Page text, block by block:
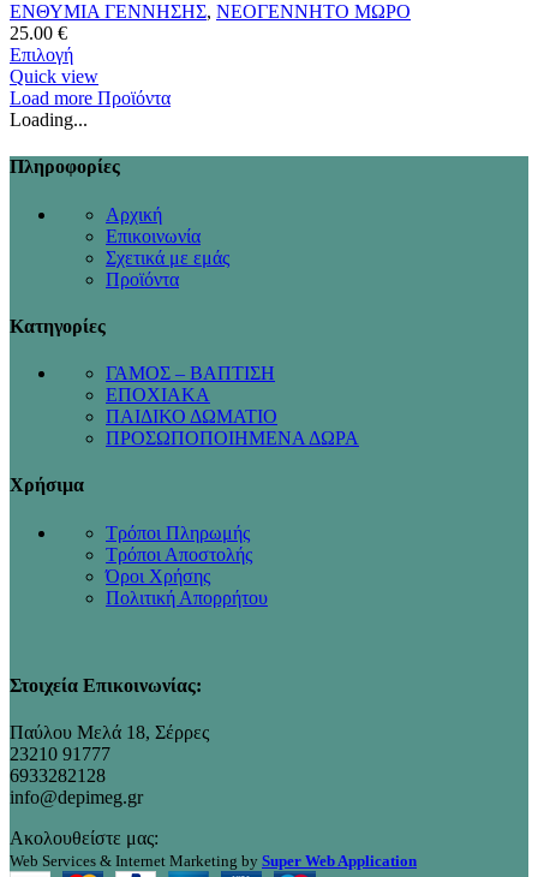
ΕΝΘΥΜΙΑ ΓΕΝΝΗΣΗΣ, ΝΕΟΓΕΝΝΗΤΟ ΜΩΡΟ
25.00 €
Επιλογή
Quick view
Load more Προϊόντα
Loading...
Πληροφορίες
Αρχική
Επικοινωνία
Σχετικά με εμάς
Προϊόντα
Κατηγορίες
ΓΑΜΟΣ – ΒΑΠΤΙΣΗ
ΕΠΟΧΙΑΚΑ
ΠΑΙΔΙΚΟ ΔΩΜΑΤΙΟ
ΠΡΟΣΩΠΟΠΟΙΗΜΕΝΑ ΔΩΡΑ
Χρήσιμα
Τρόποι Πληρωμής
Τρόποι Αποστολής
Όροι Χρήσης
Πολιτική Απορρήτου
Στοιχεία Επικοινωνίας:
Παύλου Μελά 18, Σέρρες
23210 91777
6933282128
info@depimeg.gr
Ακολουθείστε μας:
Web Services & Internet Marketing by Super Web Application